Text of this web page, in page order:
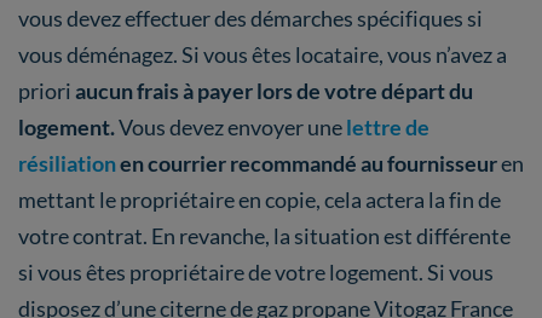
vous devez effectuer des démarches spécifiques si
vous déménagez. Si vous êtes locataire, vous n’avez a
prioriaucun frais à payer lors de votre départ du
logement.Vous devez envoyer unelettre de
résiliationen courrier recommandé au fournisseuren
mettant le propriétaire en copie, cela actera la fin de
votre contrat. En revanche, la situation est différente
si vous êtes propriétaire de votre logement. Si vous
disposez d’une citerne de gaz propane Vitogaz France